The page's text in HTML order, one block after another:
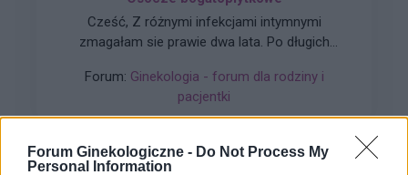
Forum Ginekologiczne - Do Not Process My
Personal Information
Cześć, Z różnymi infekcjami intymnymi
zmagałam sie prawie dwa lata. Po długich
problem pozostał, czuję ciągły dyskomfort oraz
mam zaczerwienienia w bruzdach między
wargowych. Posiewy są czyste. Lekarka
chciałaby wykonac u mnie osocze
bogatoplytkowe w te miejsca. Może któraś z
Forum: Ginekologia - forum dla rodziny i
pacjentki